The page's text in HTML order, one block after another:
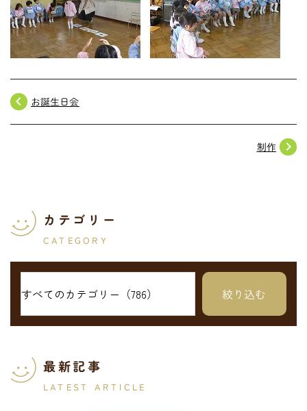
navigate_before お誕生日会
navigate_next
制作
カテゴリー
CATEGORY
最新記事
LATEST ARTICLE